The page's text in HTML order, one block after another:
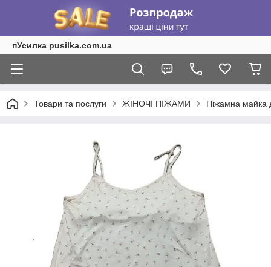
пУсилка pusilka.com.ua
Товари та послуги ЖІНОЧІ ПІЖАМИ Піжамна майка